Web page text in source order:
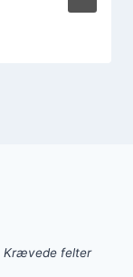
Krævede felter